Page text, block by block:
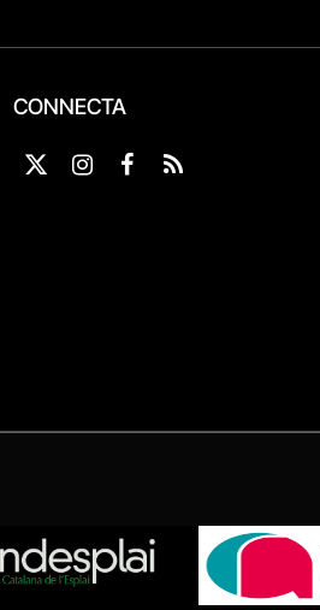
CONNECTA
X
Instagram
Facebook
RSS